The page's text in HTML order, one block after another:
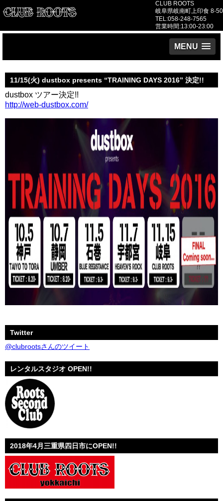
CLUB ROOTS
岐阜県岐南町上印食 8-50
TEL:058-248-7565
営業時間:13:00-23:00
MENU
11/15(火) dustbox presents “TRAINING DAYS 2016” 決定!!
dustbox ツアー決定!!
http://web-dustbox.com/
Twitter
@clubrootsさんのツイート
レンタルスタジオ OPEN!!
2018年4月三重県四日市にOPEN!!